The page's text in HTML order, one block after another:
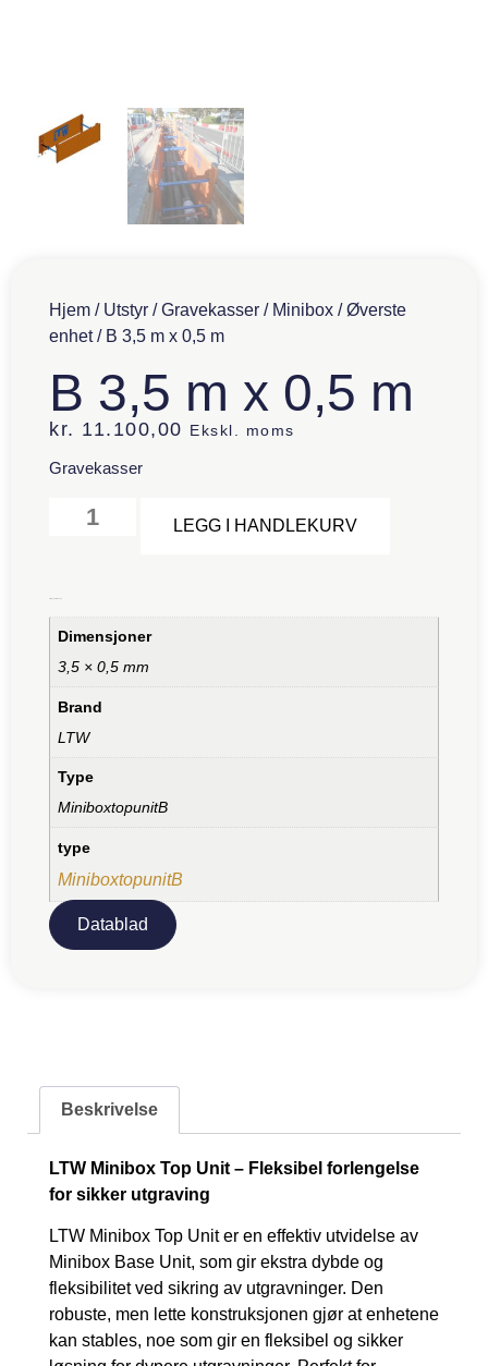
Hjem / Utstyr /Gravekasser / Minibox /Øverste
enhet/ B 3,5 m x 0,5 m
B 3,5 m x 0,5 m
kr. 11.100,00 Ekskl. moms
Gravekasser
LEGG I HANDLEKURV
Dimensjoner
3,5 × 0,5 mm
Brand
LTW
Type
MiniboxtopunitB
type
MiniboxtopunitB
Datablad
Beskrivelse
LTW Minibox Top Unit – Fleksibel forlengelse
for sikker utgraving
LTW Minibox Top Unit er en effektiv utvidelse av
Minibox Base Unit, som gir ekstra dybde og
fleksibilitet ved sikring av utgravninger. Den
robuste, men lette konstruksjonen gjør at enhetene
kan stables, noe som gir en fleksibel og sikker